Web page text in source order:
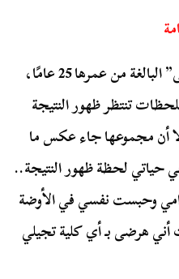
أول قصة ترويها طالبة تدعى “ليلى” البالغة من عمرها 25 عامًا،
تنتظر ظهور النتيجة
أن مجموعها جاء عكس ما
حياتي لحظة ظهور النتيجة..
وحبست نفسي في الأوضة
هرضى بـ أي كلية تجيلي